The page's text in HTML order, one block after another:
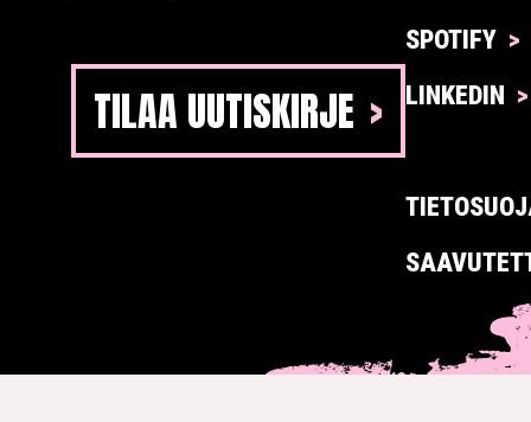
TILAA UUTISKIRJE
SPOTIFY
LINKEDIN